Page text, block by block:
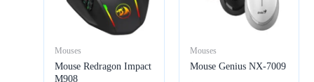
Mouses
Mouse Redragon Impact
M908
Mouses
Mouse Genius NX-7009